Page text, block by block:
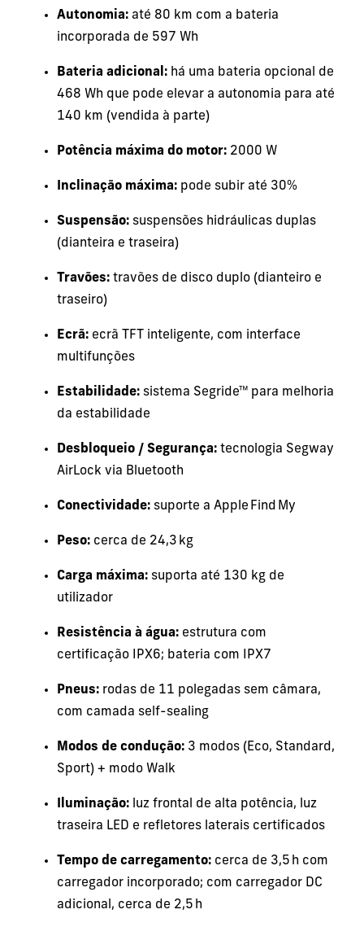
Autonomia: até 80 km com a bateria
incorporada de 597 Wh
Bateria adicional: há uma bateria opcional de
468 Wh que pode elevar a autonomia para até
140 km (vendida à parte)
Potência máxima do motor: 2000 W
Inclinação máxima: pode subir até 30%
Suspensão: suspensões hidráulicas duplas
(dianteira e traseira)
Travões: travões de disco duplo (dianteiro e
traseiro)
Ecrã: ecrã TFT inteligente, com interface
multifunções
Estabilidade: sistema Segride™ para melhoria
da estabilidade
Desbloqueio / Segurança: tecnologia Segway
AirLock via Bluetooth
Conectividade: suporte a Apple Find My
Peso: cerca de 24,3 kg
Carga máxima: suporta até 130 kg de
utilizador
Resistência à água: estrutura com
certificação IPX6; bateria com IPX7
Pneus: rodas de 11 polegadas sem câmara,
com camada self-sealing
Modos de condução: 3 modos (Eco, Standard,
Sport) + modo Walk
Iluminação: luz frontal de alta potência, luz
traseira LED e refletores laterais certificados
Tempo de carregamento: cerca de 3,5 h com
carregador incorporado; com carregador DC
adicional, cerca de 2,5 h